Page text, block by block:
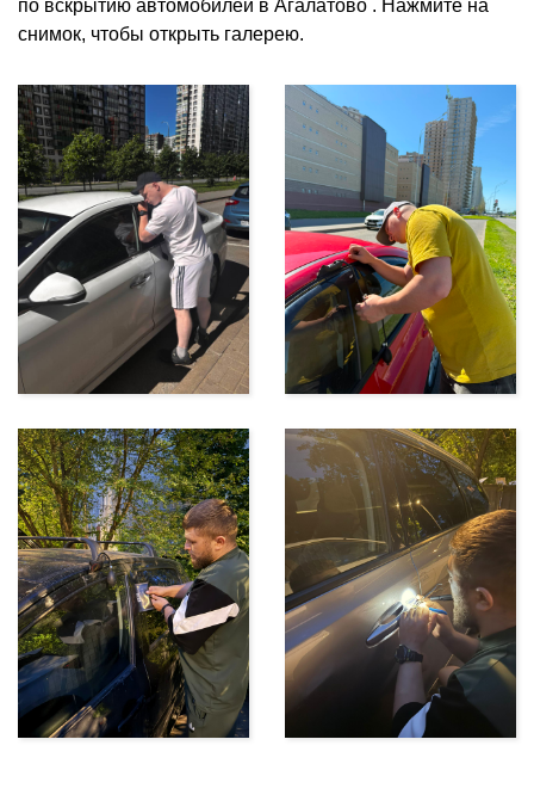
по вскрытию автомобилей в Агалатово . Нажмите на
снимок, чтобы открыть галерею.